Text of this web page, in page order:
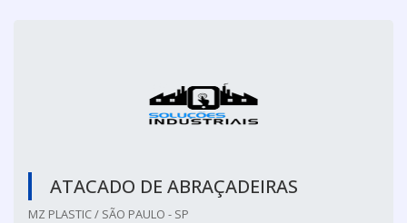
ATACADO DE ABRAÇADEIRAS
MZ PLASTIC / SÃO PAULO - SP